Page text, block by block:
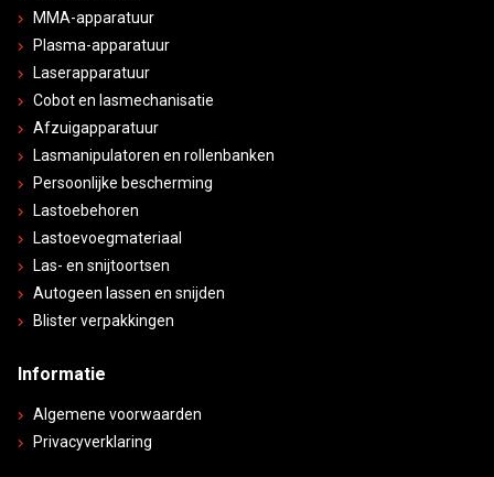
MMA-apparatuur
Plasma-apparatuur
Laserapparatuur
Cobot en lasmechanisatie
Afzuigapparatuur
Lasmanipulatoren en rollenbanken
Persoonlijke bescherming
Lastoebehoren
Lastoevoegmateriaal
Las- en snijtoortsen
Autogeen lassen en snijden
Blister verpakkingen
Informatie
Algemene voorwaarden
Privacyverklaring